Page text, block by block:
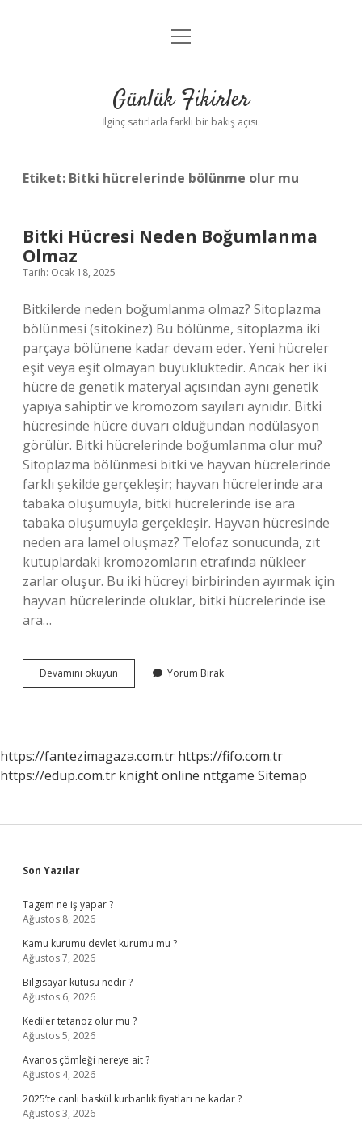
Anasayfa
Yasal Uyarı
menüyü
Günlük Fikirler
İlginç satırlarla farklı bir bakış açısı.
Etiket: Bitki hücrelerinde bölünme olur mu
Bitki Hücresi Neden Boğumlanma
Olmaz
Tarih: Ocak 18, 2025
Bitkilerde neden boğumlanma olmaz? Sitoplazma
bölünmesi (sitokinez) Bu bölünme, sitoplazma iki
parçaya bölünene kadar devam eder. Yeni hücreler
eşit veya eşit olmayan büyüklüktedir. Ancak her iki
hücre de genetik materyal açısından aynı genetik
yapıya sahiptir ve kromozom sayıları aynıdır. Bitki
hücresinde hücre duvarı olduğundan nodülasyon
görülür. Bitki hücrelerinde boğumlanma olur mu?
Sitoplazma bölünmesi bitki ve hayvan hücrelerinde
farklı şekilde gerçekleşir; hayvan hücrelerinde ara
tabaka oluşumuyla, bitki hücrelerinde ise ara
tabaka oluşumuyla gerçekleşir. Hayvan hücresinde
neden ara lamel oluşmaz? Telofaz sonucunda, zıt
kutuplardaki kromozomların etrafında nükleer
zarlar oluşur. Bu iki hücreyi birbirinden ayırmak için
hayvan hücrelerinde oluklar, bitki hücrelerinde ise
ara…
Devamını okuyun
Hücresi
Yorum Bırak
https://fantezimagaza.com.tr https://fifo.com.tr
https://edup.com.tr knight online nttgame Sitemap
Sidebar
Son Yazılar
Tagem ne iş yapar ?
Ağustos 8, 2026
Kamu kurumu devlet kurumu mu ?
Ağustos 7, 2026
Bilgisayar kutusu nedir ?
Ağustos 6, 2026
Kediler tetanoz olur mu ?
Ağustos 5, 2026
Avanos çömleği nereye ait ?
Ağustos 4, 2026
2025’te canlı baskül kurbanlık fiyatları ne kadar ?
Ağustos 3, 2026